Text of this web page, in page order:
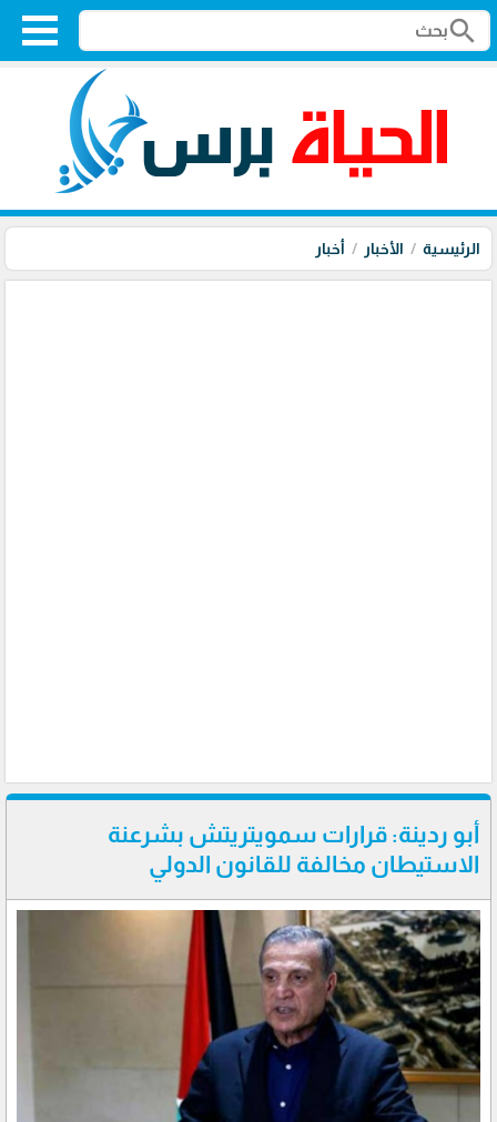
search
الرئيسية الأخبار أخبار
أبو ردينة: قرارات سمويتريتش بشرعنة
الاستيطان مخالفة للقانون الدولي